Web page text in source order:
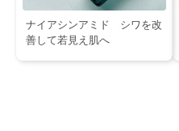
ナイアシンアミド シワを改
善して若見え肌へ